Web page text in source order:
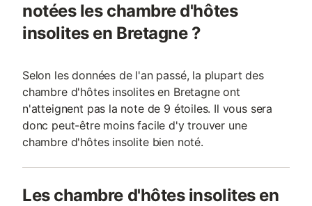
notées les chambre d'hôtes
insolites en Bretagne ?
Selon les données de l'an passé, la plupart des
chambre d'hôtes insolites en Bretagne ont
n'atteignent pas la note de 9 étoiles. Il vous sera
donc peut-être moins facile d'y trouver une
chambre d'hôtes insolite bien noté.
Les chambre d'hôtes insolites en